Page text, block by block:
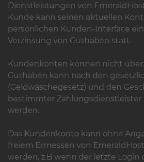
Dienstleistungen von
Kunde kann seinen aktuellen
persönlichen Kunden-Interface
Verzinsung von Guthaben statt.
Kundenkonten können nicht
Guthaben kann nach den
(Geldwäschegesetz) und den
bestimmter
werden.
Das Kundenkonto kann ohne
freiem Ermessen von
werden, z.B wenn der letzte